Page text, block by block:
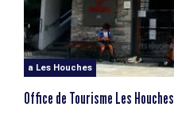
a Les Houches
Office de Tourisme Les Houches